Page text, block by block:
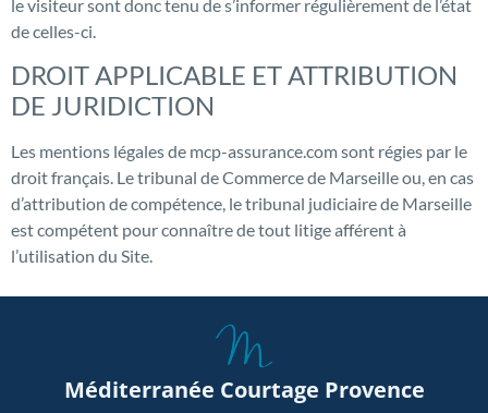
le visiteur sont donc tenu de s’informer régulièrement de l’état
de celles-ci.
DROIT APPLICABLE ET ATTRIBUTION
DE JURIDICTION
Les mentions légales de mcp-assurance.com sont régies par le
droit français. Le tribunal de Commerce de Marseille ou, en cas
d’attribution de compétence, le tribunal judiciaire de Marseille
est compétent pour connaître de tout litige afférent à
l’utilisation du Site.
Méditerranée Courtage Provence